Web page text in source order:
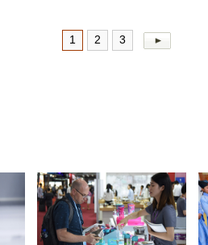
1 2 3